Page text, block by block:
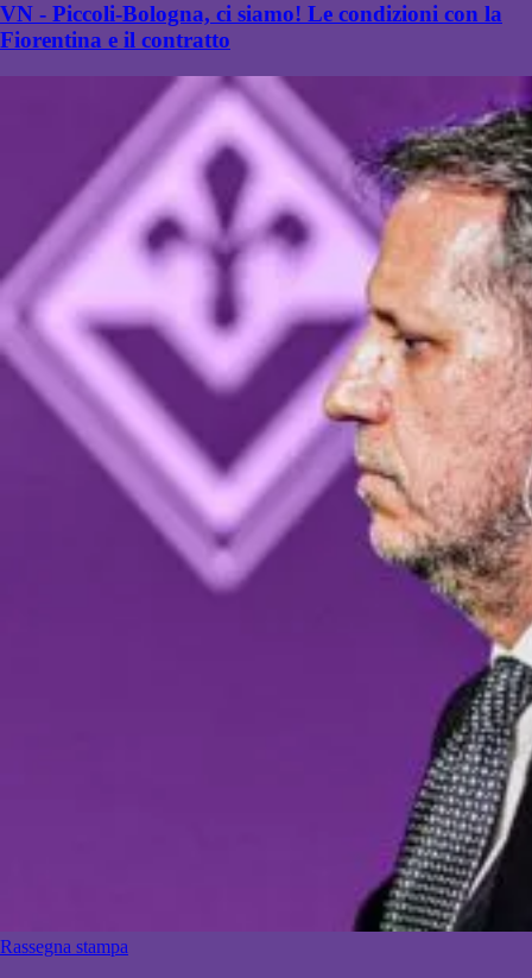
VN - Piccoli-Bologna, ci siamo! Le condizioni con la
Fiorentina e il contratto
Rassegna stampa